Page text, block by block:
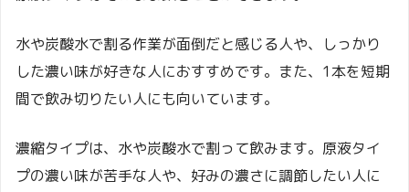
水や炭酸水で割る作業が面倒だと感じる人や、しっかり
した濃い味が好きな人におすすめです。また、1本を短期
間で飲み切りたい人にも向いています。
濃縮タイプは、水や炭酸水で割って飲みます。原液タイ
プの濃い味が苦手な人や、好みの濃さに調節したい人に